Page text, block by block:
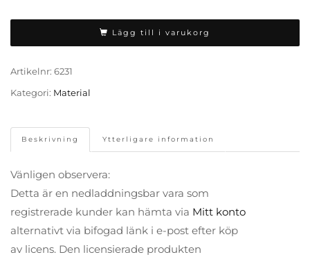
Lägg till i varukorg
Artikelnr: 6231
Kategori: Material
Beskrivning Ytterligare information
Vänligen observera:
Detta är en nedladdningsbar vara som
registrerade kunder kan hämta via Mitt konto
alternativt via bifogad länk i e-post efter köp
av licens. Den licensierade produkten